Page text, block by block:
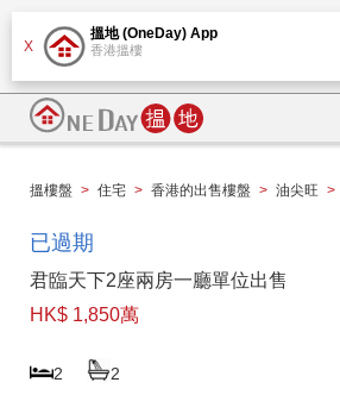
X
搵地 (OneDay) App
香港搵樓
搵樓盤 > 住宅 > 香港的出售樓盤 > 油尖旺 >
已過期
君臨天下2座兩房一廳單位出售
HK$ 1,850萬
2 2